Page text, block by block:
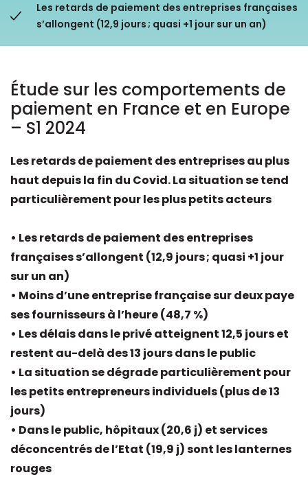
Ressources
Les retards de paiement des entreprises françaises
s’allongent (12,9 jours ; quasi +1 jour sur un an)
Étude sur les comportements de
paiement en France et en Europe
– S1 2024
Les retards de paiement des entreprises au plus
haut depuis la fin du Covid. La situation se tend
particulièrement pour les plus petits acteurs
• Les retards de paiement des entreprises
françaises s’allongent (12,9 jours ; quasi +1 jour
sur un an)
• Moins d’une entreprise française sur deux paye
ses fournisseurs à l’heure (48,7 %)
• Les délais dans le privé atteignent 12,5 jours et
restent au-delà des 13 jours dans le public
• La situation se dégrade particulièrement pour
les petits entrepreneurs individuels (plus de 13
jours)
• Dans le public, hôpitaux (20,6 j) et services
déconcentrés de l’Etat (19,9 j) sont les lanternes
rouges